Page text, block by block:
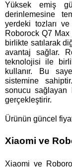
Yüksek emiş
derinlemesine
yerdeki tozları
Roborock Q7
birlikte satılarak
avantaj sağlar.
teknolojisi ile
kullanır. Bu
sistemine
sonucu sağlayan
gerçekleştirir.
Ürünün güncel
Xiaomi ve
Xiaomi ve